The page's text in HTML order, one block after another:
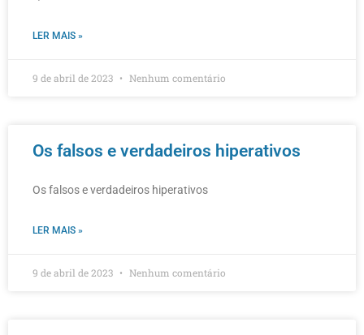
LER MAIS »
9 de abril de 2023 Nenhum comentário
Os falsos e verdadeiros hiperativos
Os falsos e verdadeiros hiperativos
LER MAIS »
9 de abril de 2023 Nenhum comentário